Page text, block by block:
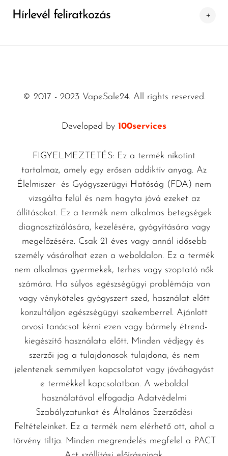
Hírlevél feliratkozás
© 2017 - 2023 VapeSale24. All rights reserved.
Developed by 100services
FIGYELMEZTETÉS: Ez a termék nikotint
tartalmaz, amely egy erősen addiktív anyag. Az
Élelmiszer- és Gyógyszerügyi Hatóság (FDA) nem
vizsgálta felül és nem hagyta jóvá ezeket az
állításokat. Ez a termék nem alkalmas betegségek
diagnosztizálására, kezelésére, gyógyítására vagy
megelőzésére. Csak 21 éves vagy annál idősebb
személy vásárolhat ezen a weboldalon. Ez a termék
nem alkalmas gyermekek, terhes vagy szoptató nők
számára. Ha súlyos egészségügyi problémája van
vagy vényköteles gyógyszert szed, használat előtt
konzultáljon egészségügyi szakemberrel. Ajánlott
orvosi tanácsot kérni ezen vagy bármely étrend-
kiegészítő használata előtt. Minden védjegy és
szerzői jog a tulajdonosok tulajdona, és nem
jelentenek semmilyen kapcsolatot vagy jóváhagyást
e termékkel kapcsolatban. A weboldal
használatával elfogadja Adatvédelmi
Szabályzatunkat és Általános Szerződési
Feltételeinket. Ez a termék nem elérhető ott, ahol a
törvény tiltja. Minden megrendelés megfelel a PACT